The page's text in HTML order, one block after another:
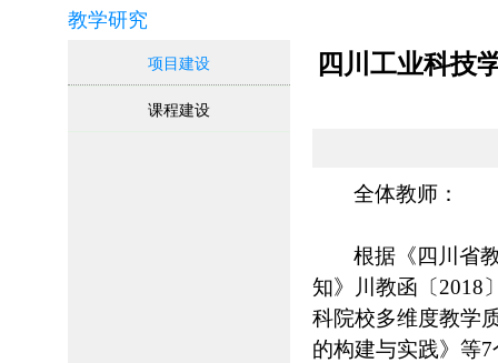
教学研究
项目建设
课程建设
四川工业科技
全体教师：
根据《四川省
知》川教函〔 2018
科院校多维度教学
的构建与实践》等7